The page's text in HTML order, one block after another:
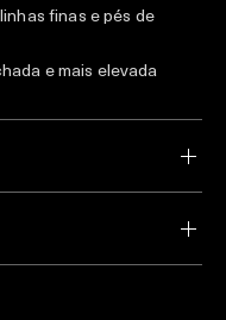
finas e pés de
e mais elevada